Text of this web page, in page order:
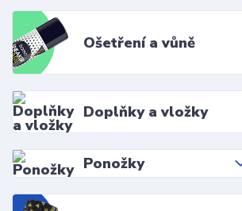
Ošetření a vůně
Doplňky a vložky
Ponožky